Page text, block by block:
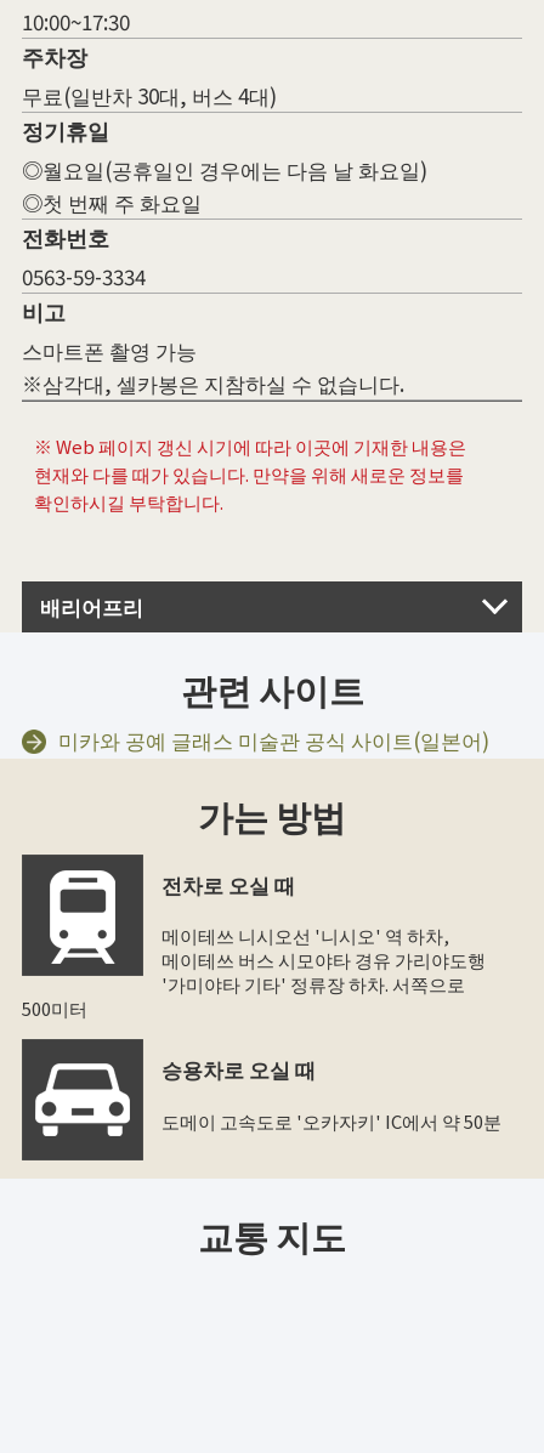
10:00~17:30
주차장
무료(일반차 30대, 버스 4대)
정기휴일
◎월요일(공휴일인 경우에는 다음 날 화요일)
◎첫 번째 주 화요일
전화번호
0563-59-3334
비고
스마트폰 촬영 가능
※삼각대, 셀카봉은 지참하실 수 없습니다.
※ Web 페이지 갱신 시기에 따라 이곳에 기재한 내용은
현재와 다를 때가 있습니다. 만약을 위해 새로운 정보를
확인하시길 부탁합니다.
배리어프리
관련 사이트
미카와 공예 글래스 미술관 공식 사이트(일본어)
가는 방법
전차로 오실 때
메이테쓰 니시오선 '니시오' 역 하차,
메이테쓰 버스 시모야타 경유 가리야도행
'가미야타 기타' 정류장 하차. 서쪽으로
500미터
승용차로 오실 때
도메이 고속도로 '오카자키' IC에서 약 50분
교통 지도